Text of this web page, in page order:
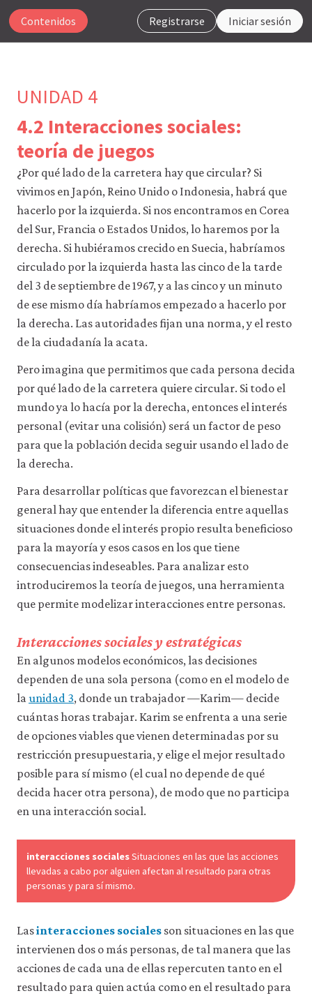
Registrarse Iniciar sesión
Contenidos
Para
que
nuestro
sitio
web
funcione,
CORE
Econ
utiliza
cookies
Puedes
desactivarlas
través
de
configuración
tu
navegador,
es
posible
que
afecte
las
prestaciones
sitio
web
(como,
ejemplo,
a
recursos
para
los
que
hay
tener
una
sesión
iniciada).
También
analíticas
que
nos
mejorar
funcionalidad
y
facilidad
UNIDAD 4
4.2 Interacciones sociales:
teoría de juegos
¿Por qué lado de la carretera hay que circular? Si
vivimos en Japón, Reino Unido o Indonesia, habrá que
hacerlo por la izquierda. Si nos encontramos en Corea
del Sur, Francia o Estados Unidos, lo haremos por la
derecha. Si hubiéramos crecido en Suecia, habríamos
circulado por la izquierda hasta las cinco de la tarde
del 3 de septiembre de 1967, y a las cinco y un minuto
de ese mismo día habríamos empezado a hacerlo por
la derecha. Las autoridades fijan una norma, y el resto
de la ciudadanía la acata.
Pero imagina que permitimos que cada persona decida
por qué lado de la carretera quiere circular. Si todo el
mundo ya lo hacía por la derecha, entonces el interés
personal (evitar una colisión) será un factor de peso
para que la población decida seguir usando el lado de
la derecha.
Para desarrollar políticas que favorezcan el bienestar
general hay que entender la diferencia entre aquellas
situaciones donde el interés propio resulta beneficioso
para la mayoría y esos casos en los que tiene
consecuencias indeseables. Para analizar esto
introduciremos la teoría de juegos, una herramienta
que permite modelizar interacciones entre personas.
Interacciones sociales y estratégicas
En algunos modelos económicos, las decisiones
dependen de una sola persona (como en el modelo de
la unidad 3, donde un trabajador —Karim— decide
cuántas horas trabajar. Karim se enfrenta a una serie
de opciones viables que vienen determinadas por su
restricción presupuestaria, y elige el mejor resultado
posible para sí mismo (el cual no depende de qué
decida hacer otra persona), de modo que no participa
en una interacción social.
interacciones socialesSituaciones en las que las acciones
llevadas a cabo por alguien afectan al resultado para otras
personas y para sí mismo.
Lasinteracciones sociales son situaciones en las que
intervienen dos o más personas, de tal manera que las
acciones de cada una de ellas repercuten tanto en el
resultado para quien actúa como en el resultado para